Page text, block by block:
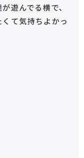
遊んでる横で、
て気持ちよかっ